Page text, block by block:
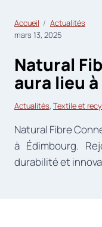
Accueil
Actualités
mars 13, 2025
Natural
aura lieu
Actualités, Textile et
Natural Fibre
à Édimbourg.
durabilité et